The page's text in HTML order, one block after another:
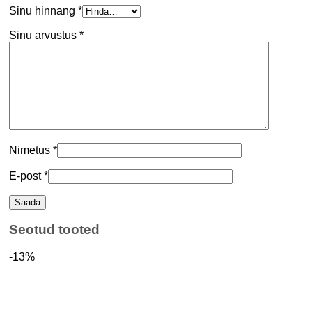
Sinu hinnang *
Sinu arvustus *
Nimetus *
E-post*
Seotud tooted
-13%